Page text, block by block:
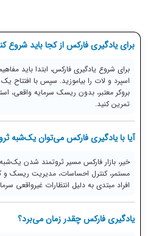
برای یادگیری فارکس از کجا باید شروع
برای شروع یادگیری فارکس، ابتدا باید
اسپرد و لات را بیاموزید. سپس با
بروکر معتبر، بدون ریسک سرمایه واقعی،
تمرین کنید.
آیا با یادگیری فارکس می‌توان یک‌شبه
خیر، بازار فارکس مسیر ثروتمند شدن
مستمر، کنترل احساسات، مدیریت ریسک
افراد مبتدی به دلیل انتظارات غیرواقعی
یادگیری فارکس چقدر زمان می‌برد؟